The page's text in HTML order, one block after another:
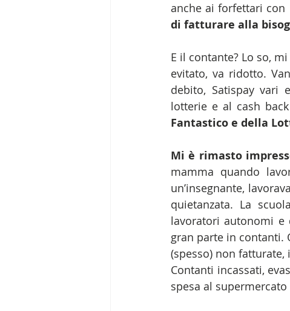
anche ai forfettari
di fatturare alla
E il contante? Lo so,
evitato, va ridotto.
debito, Satispay vari
lotterie e al cash
Fantastico e della
Mi è rimasto
mamma quando
un’insegnante,
quietanzata. La
lavoratori autonomi
gran parte in contanti.
(spesso) non fatturate,
Contanti incassati,
spesa al